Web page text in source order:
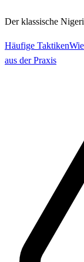
Der klassische
Häufige Taktiken
aus der Praxis